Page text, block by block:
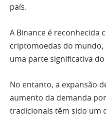
país.
A Binance é reconhecida
criptomoedas do
uma parte significativa
No entanto, a expansão
aumento da demanda
tradicionais têm sido um